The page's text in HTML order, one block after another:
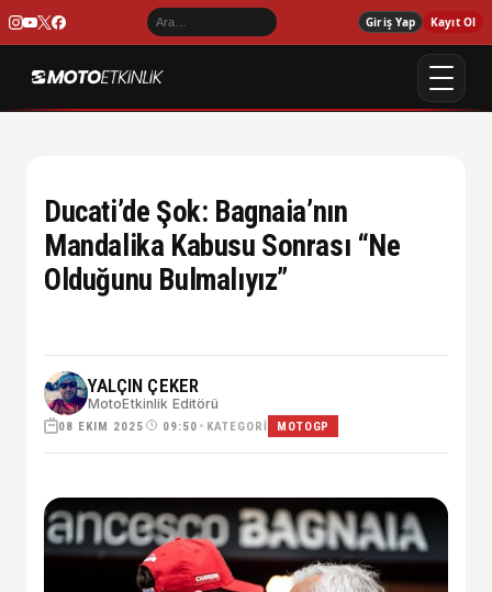
Giriş Yap Kayıt Ol
Ducati’de Şok: Bagnaia’nın
Mandalika Kabusu Sonrası “Ne
Olduğunu Bulmalıyız”
YALÇIN ÇEKER
MotoEtkinlik Editörü
08 EKIM 2025 09:50 • KATEGORI MOTOGP